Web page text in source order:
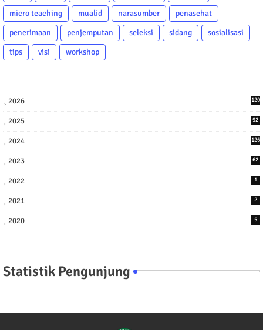
micro teaching
mualid narasumber
penasehat
penerimaan
penjemputan seleksi sidang
sosialisasi
tips
visi workshop
2026 120
2025 92
2024 126
2023 62
2022 1
2021 2
2020 5
Statistik Pengunjung